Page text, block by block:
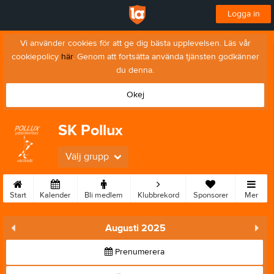
Logga in
Vi använder cookies för att ge dig bästa upplevelsen. Läs vår
cookiepolicy här. Genom att fortsätta använda tjänsten godkänner
du denna.
Okej
SK Pollux
Välj grupp
Start Kalender Bli medlem Klubbrekord Sponsorer Mer
Augusti 2025
Prenumerera